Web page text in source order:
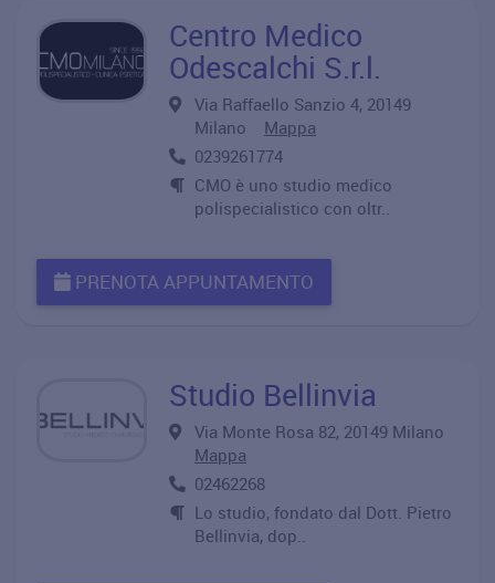
Centro Medico
Odescalchi S.r.l.
Via Raffaello Sanzio 4, 20149
Milano Mappa
0239261774
CMO è uno studio medico
polispecialistico con oltr..
PRENOTA APPUNTAMENTO
Studio Bellinvia
Via Monte Rosa 82, 20149 Milano
Mappa
02462268
Lo studio, fondato dal Dott. Pietro
Bellinvia, dop..